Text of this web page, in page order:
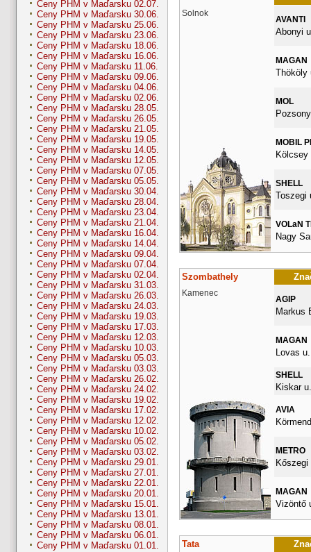
Ceny PHM v Maďarsku 02.07.
Ceny PHM v Maďarsku 30.06.
Ceny PHM v Maďarsku 25.06.
Ceny PHM v Maďarsku 23.06.
Ceny PHM v Maďarsku 18.06.
Ceny PHM v Maďarsku 16.06.
Ceny PHM v Maďarsku 11.06.
Ceny PHM v Maďarsku 09.06.
Ceny PHM v Maďarsku 04.06.
Ceny PHM v Maďarsku 02.06.
Ceny PHM v Maďarsku 28.05.
Ceny PHM v Maďarsku 26.05.
Ceny PHM v Maďarsku 21.05.
Ceny PHM v Maďarsku 19.05.
Ceny PHM v Maďarsku 14.05.
Ceny PHM v Maďarsku 12.05.
Ceny PHM v Maďarsku 07.05.
Ceny PHM v Maďarsku 05.05.
Ceny PHM v Maďarsku 30.04.
Ceny PHM v Maďarsku 28.04.
Ceny PHM v Maďarsku 23.04.
Ceny PHM v Maďarsku 21.04.
Ceny PHM v Maďarsku 16.04.
Ceny PHM v Maďarsku 14.04.
Ceny PHM v Maďarsku 09.04.
Ceny PHM v Maďarsku 07.04.
Ceny PHM v Maďarsku 02.04.
Ceny PHM v Maďarsku 31.03.
Ceny PHM v Maďarsku 26.03.
Ceny PHM v Maďarsku 24.03.
Ceny PHM v Maďarsku 19.03.
Ceny PHM v Maďarsku 17.03.
Ceny PHM v Maďarsku 12.03.
Ceny PHM v Maďarsku 10.03.
Ceny PHM v Maďarsku 05.03.
Ceny PHM v Maďarsku 03.03.
Ceny PHM v Maďarsku 26.02.
Ceny PHM v Maďarsku 24.02.
Ceny PHM v Maďarsku 19.02.
Ceny PHM v Maďarsku 17.02.
Ceny PHM v Maďarsku 12.02.
Ceny PHM v Maďarsku 10.02.
Ceny PHM v Maďarsku 05.02.
Ceny PHM v Maďarsku 03.02.
Ceny PHM v Maďarsku 29.01.
Ceny PHM v Maďarsku 27.01.
Ceny PHM v Maďarsku 22.01.
Ceny PHM v Maďarsku 20.01.
Ceny PHM v Maďarsku 15.01.
Ceny PHM v Maďarsku 13.01.
Ceny PHM v Maďarsku 08.01.
Ceny PHM v Maďarsku 06.01.
Ceny PHM v Maďarsku 01.01.
Solnok
AVANTI
Abonyi
MAGAN
Thököly
MOL
MOBIL
Kölcsey
SHELL
Toszegi
VOLaN
Nagy
Szombathely
Kamenec
AGIP
Markus
MAGAN
Lovas
SHELL
Kiskar
AVIA
METRO
Kőszegi
MAGAN
Vizöntő
Tata